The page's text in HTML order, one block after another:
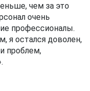
чем за это
очень
профессионалы.
я остался доволен,
проблем,